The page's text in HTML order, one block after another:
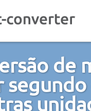
de
segundo